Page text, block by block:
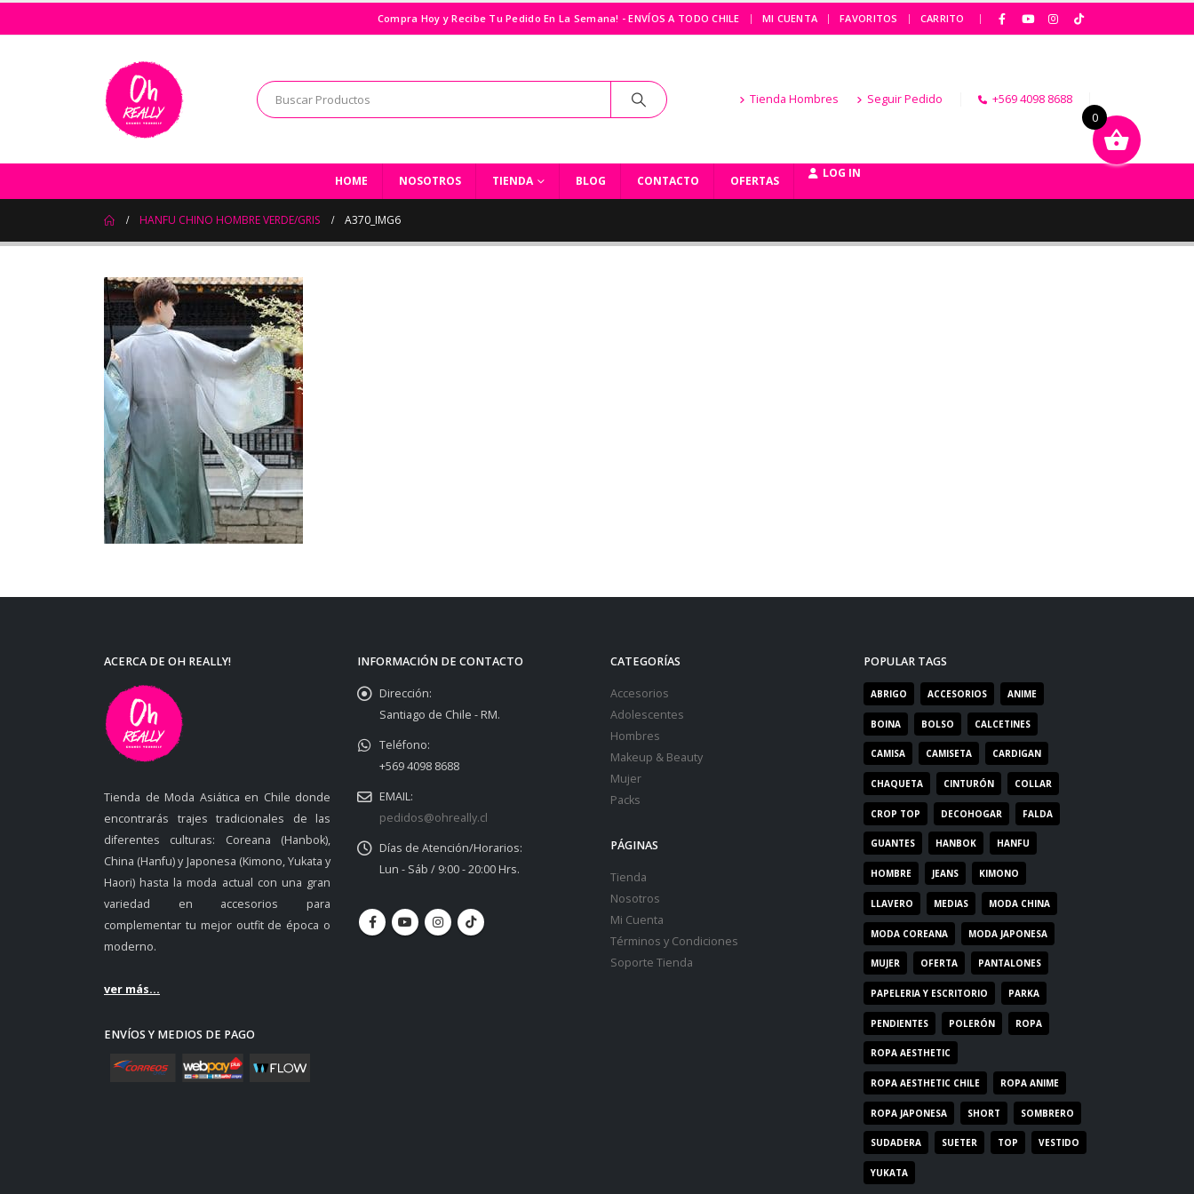
Compra Hoy y Recibe Tu Pedido En La Semana! - ENVÍOS A TODO CHILE | MI CUENTA FAVORITOS CARRITO |
Tienda Hombres Seguir Pedido +569 4098 8688
HOME NOSOTROS TIENDA BLOG CONTACTO OFERTAS
LOG IN
HANFU CHINO HOMBRE VERDE/GRIS A370_IMG6
ACERCA DE OH REALLY!
Tienda de Moda Asiática en Chile donde
encontrarás trajes tradicionales de las
diferentes culturas: Coreana (Hanbok),
China (Hanfu) y Japonesa (Kimono, Yukata y
Haori) hasta la moda actual con una gran
variedad en accesorios para
complementar tu mejor outfit de época o
moderno.
ver más...
ENVÍOS Y MEDIOS DE PAGO
INFORMACIÓN DE CONTACTO
Dirección:
Santiago de Chile - RM.
Teléfono:
+569 4098 8688
EMAIL:
pedidos@ohreally.cl
Días de Atención/Horarios:
Lun - Sáb / 9:00 - 20:00 Hrs.
CATEGORÍAS
Accesorios
Adolescentes
Hombres
Makeup & Beauty
Mujer
Packs
PÁGINAS
Tienda
Nosotros
Mi Cuenta
Términos y Condiciones
Soporte Tienda
POPULAR TAGS
ABRIGO ACCESORIOS ANIME
BOINA BOLSO CALCETINES
CAMISA CAMISETA CARDIGAN
CHAQUETA CINTURÓN COLLAR
CROP TOP DECOHOGAR FALDA
GUANTES HANBOK HANFU
HOMBRE JEANS KIMONO
LLAVERO MEDIAS MODA CHINA
MODA COREANA MODA JAPONESA
MUJER OFERTA PANTALONES
PAPELERIA Y ESCRITORIO PARKA
PENDIENTES POLERÓN ROPA
ROPA AESTHETIC
ROPA AESTHETIC CHILE ROPA ANIME
ROPA JAPONESA SHORT SOMBRERO
SUDADERA SUETER TOP VESTIDO
YUKATA
0